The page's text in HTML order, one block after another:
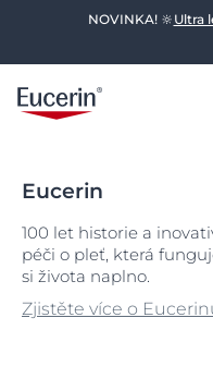
NOVINKA! 🔆 Ultra
Eucerin
100 let historie a
péči o pleť, která
si života naplno.
Zjistěte více o